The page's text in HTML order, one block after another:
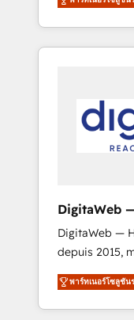
industries.
experts, we
complex GTM
smooth
🔹
HubSpot
stack for better
Solutions:
configurations. We are SOC 2 Type II and
27001
to data security
OneMetric,
DigitaWeb
Intégrations
DigitaWeb —
depuis 2015,
Nous aidons
Marketing,
grâce à la
พาร์ทเนอร์โซลูชัน